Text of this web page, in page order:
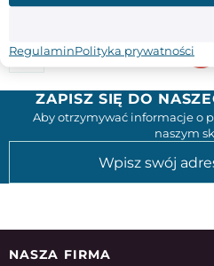
ZAPISZ SIĘ DO
Aby otrzymywać informacje o
naszym
NASZA FIRMA
RegulaminPolityka prywatności